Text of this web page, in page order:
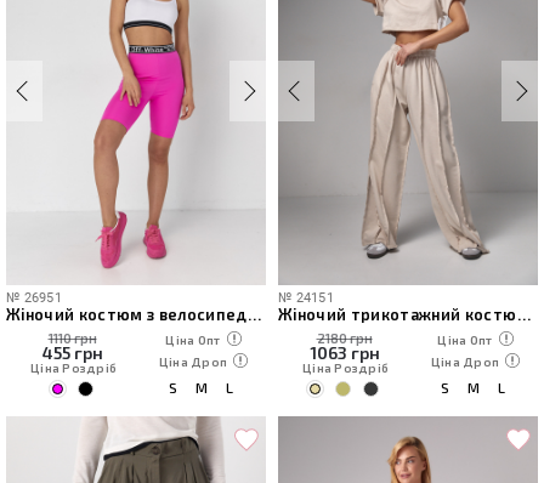
№ 26951
Жіночий костюм з велосипедними шортами та топом
1110 грн
455грн
Ціна Роздріб
Ціна Опт
Ціна Дроп
S M L
№ 24151
Жіночий трикотажний костюм у стилі grunge
2180 грн
1063 грн
Ціна Роздріб
Ціна Опт
Ціна Дроп
S M L